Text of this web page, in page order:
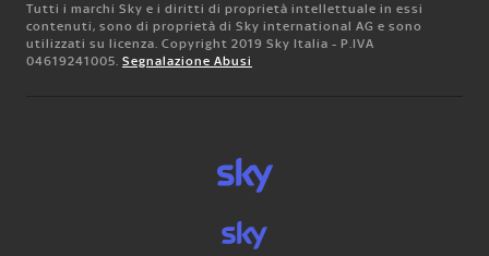
Tutti i marchi Sky e i diritti di proprietà intellettuale in essi
contenuti, sono di proprietà di Sky international AG e sono
utilizzati su licenza. Copyright 2019 Sky Italia - P.IVA
04619241005. Segnalazione Abusi